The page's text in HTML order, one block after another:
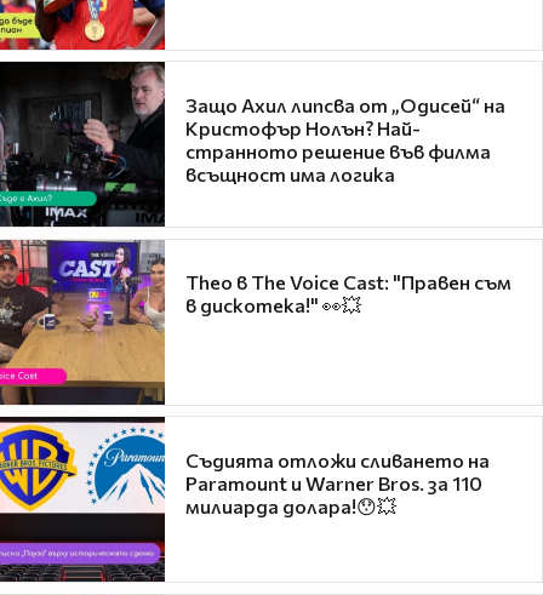
Защо Ахил липсва от „Одисей“ на
Кристофър Нолън? Най-
странното решение във филма
всъщност има логика
Theo в The Voice Cast: "Правен съм
в дискотека!" 👀💥
Съдията отложи сливането на
Paramount и Warner Bros. за 110
милиарда долара!😯💥